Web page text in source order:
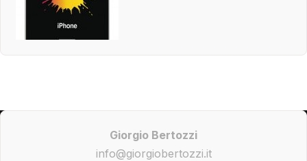
Giorgio Bertozzi
info@giorgiobertozzi.it